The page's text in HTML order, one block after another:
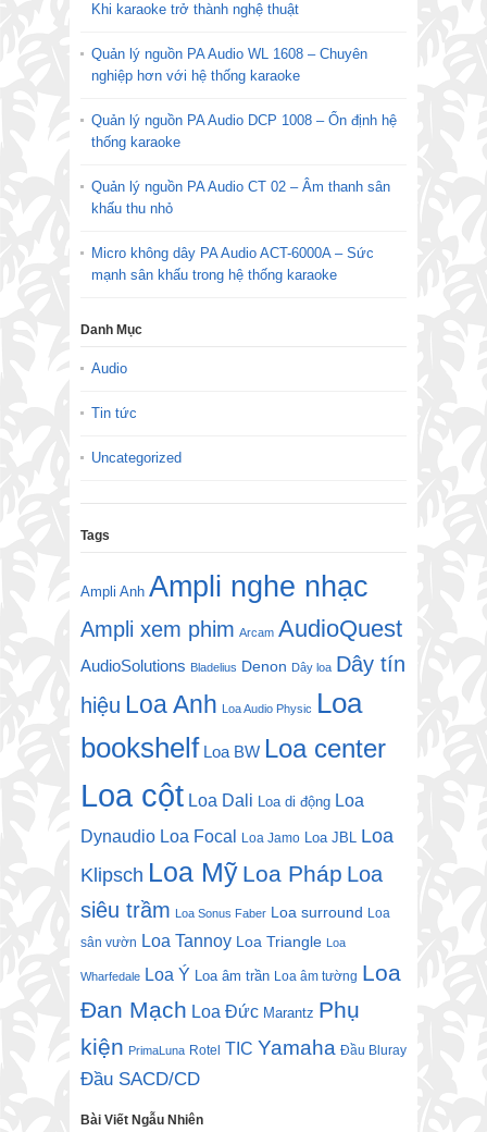
Khi karaoke trở thành nghệ thuật
Quản lý nguồn PA Audio WL 1608 – Chuyên
nghiệp hơn với hệ thống karaoke
Quản lý nguồn PA Audio DCP 1008 – Ổn định hệ
thống karaoke
Quản lý nguồn PA Audio CT 02 – Âm thanh sân
khấu thu nhỏ
Micro không dây PA Audio ACT-6000A – Sức
mạnh sân khấu trong hệ thống karaoke
Danh Mục
Audio
Tin tức
Uncategorized
Tags
Ampli Anh Ampli nghe nhạc
Ampli xem phim Arcam AudioQuest
AudioSolutions Bladelius Denon Dây loa Dây tín
hiệu Loa Anh Loa Audio Physic Loa
bookshelf Loa BW Loa center
Loa cột Loa Dali Loa di động Loa
Dynaudio Loa Focal Loa Jamo Loa JBL Loa
Klipsch Loa Mỹ Loa Pháp Loa
siêu trầm
Loa Sonus Faber Loa surround Loa
sân vườn Loa Tannoy Loa Triangle Loa
Wharfedale Loa Ý Loa âm trần Loa âm tường Loa
Đan Mạch Loa Đức Marantz Phụ
kiện PrimaLuna Rotel TIC Yamaha Đầu Bluray
Đầu SACD/CD
Bài Viết Ngẫu Nhiên